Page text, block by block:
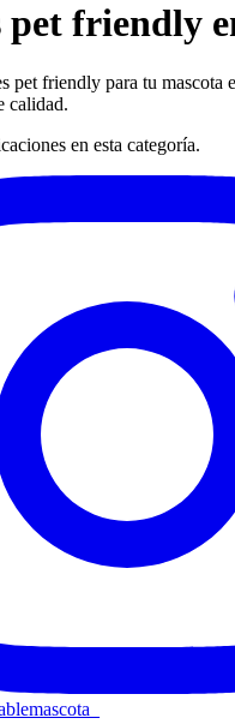
pet friendly
pet friendly para tu mascota
calidad.
en esta categoría.